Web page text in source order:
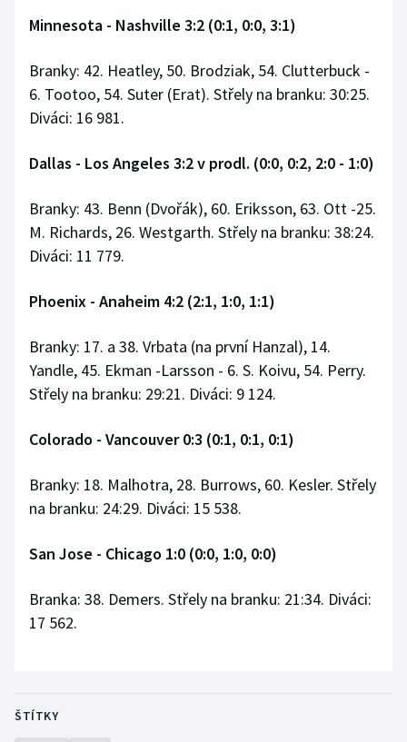
Minnesota - Nashville 3:2 (0:1, 0:0, 3:1)
Branky: 42. Heatley, 50. Brodziak, 54. Clutterbuck -
6. Tootoo, 54. Suter (Erat). Střely na branku: 30:25.
Diváci: 16 981.
Dallas - Los Angeles 3:2 v prodl. (0:0, 0:2, 2:0 - 1:0)
Branky: 43. Benn (Dvořák), 60. Eriksson, 63. Ott -25.
M. Richards, 26. Westgarth. Střely na branku: 38:24.
Diváci: 11 779.
Phoenix - Anaheim 4:2 (2:1, 1:0, 1:1)
Branky: 17. a 38. Vrbata (na první Hanzal), 14.
Yandle, 45. Ekman -Larsson - 6. S. Koivu, 54. Perry.
Střely na branku: 29:21. Diváci: 9 124.
Colorado - Vancouver 0:3 (0:1, 0:1, 0:1)
Branky: 18. Malhotra, 28. Burrows, 60. Kesler. Střely
na branku: 24:29. Diváci: 15 538.
San Jose - Chicago 1:0 (0:0, 1:0, 0:0)
Branka: 38. Demers. Střely na branku: 21:34. Diváci:
17 562.
ŠTÍTKY